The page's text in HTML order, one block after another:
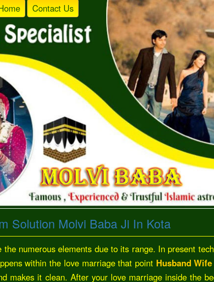
Contact Us
Solution Molvi Baba Ji In Kota
the numerous elements due to its range. In present
within the love marriage that point Husband
makes it clean. After your love marriage inside the